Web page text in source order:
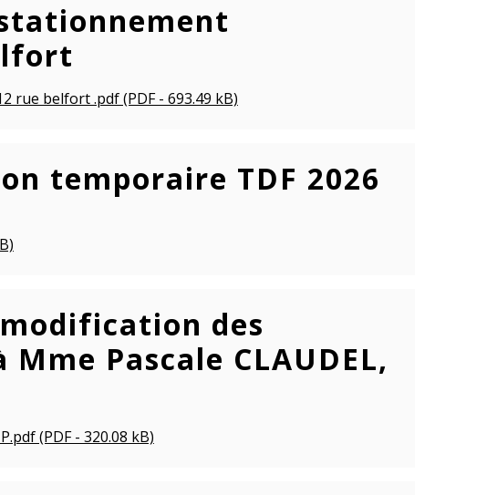
rue belfort .pdf (PDF - 693.49 kB)
temporaire TDF 2026
des
Pascale CLAUDEL,
(PDF - 320.08 kB)